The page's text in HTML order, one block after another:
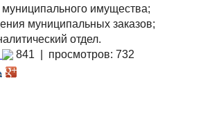
имущества;
муниципальных заказов;
отдел.
841 | просмотров: 732